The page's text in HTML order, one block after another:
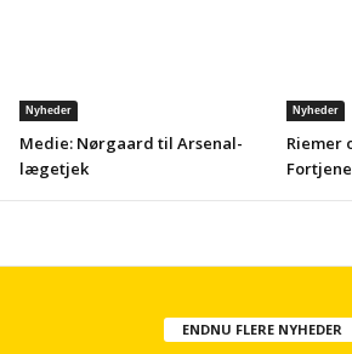
Nyheder
Medie: Nørgaard til Arsenal-
lægetjek
Nyheder
Riemer
ENDNU FLERE NYHEDER